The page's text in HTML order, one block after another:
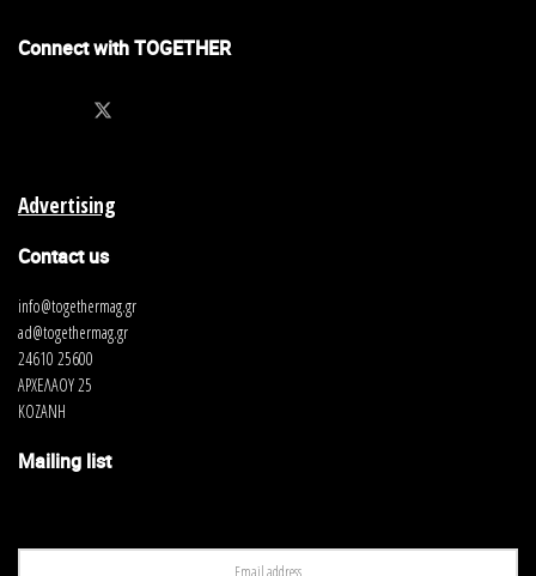
Connect with TOGETHER
Advertising
Contact us
info@togethermag.gr
ad@togethermag.gr
24610 25600
ΑΡΧΕΛΑΟΥ 25
ΚΟΖΑΝΗ
Mailing list